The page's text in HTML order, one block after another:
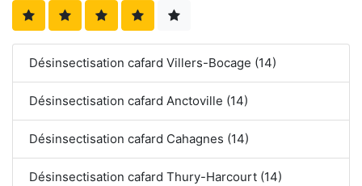
Désinsectisation cafard Villers-Bocage (14)
Désinsectisation cafard Anctoville (14)
Désinsectisation cafard Cahagnes (14)
Désinsectisation cafard Thury-Harcourt (14)